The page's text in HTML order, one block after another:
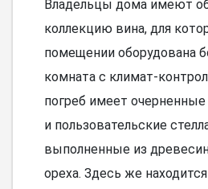
Владельцы дома имеют
коллекцию вина, для
помещении оборудована
комната с климат-
погреб имеет
и пользовательские
выполненные из
ореха. Здесь же